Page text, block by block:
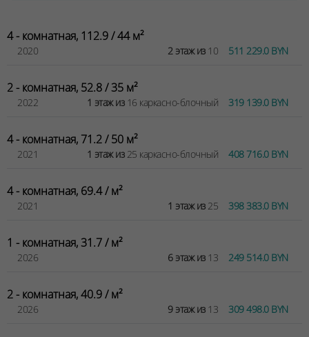
4 - комнатная, 112.9 / 44 м²
2020 2 этаж из10 511 229.0 BYN
2 - комнатная, 52.8 / 35 м²
2022 1 этаж из16 каркасно-блочный 319 139.0 BYN
4 - комнатная, 71.2 / 50 м²
2021 1 этаж из25 каркасно-блочный 408 716.0 BYN
4 - комнатная, 69.4 / м²
2021 1 этаж из25 398 383.0 BYN
1 - комнатная, 31.7 / м²
2026 6 этаж из13 249 514.0 BYN
2 - комнатная, 40.9 / м²
2026 9 этаж из13 309 498.0 BYN